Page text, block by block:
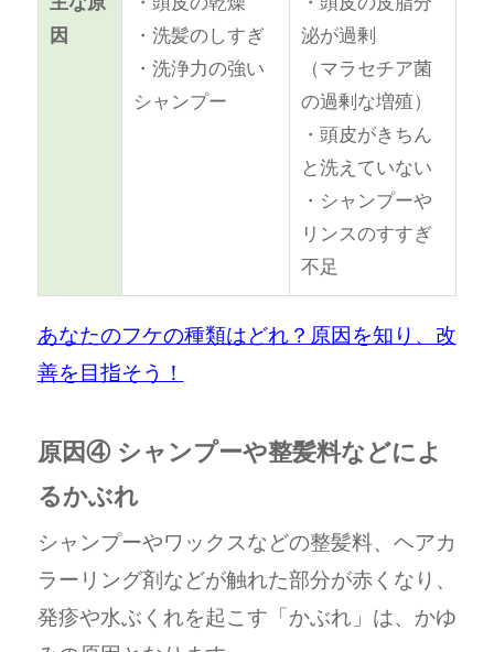
因
・洗髪のしすぎ
・洗浄力の強い
シャンプー
泌が過剰
（マラセチア菌
の過剰な増殖）
・頭皮がきちん
と洗えていない
・シャンプーや
リンスのすすぎ
不足
あなたのフケの種類はどれ？原因を知り、改
善を目指そう！
原因④ シャンプーや整髪料などによ
るかぶれ
シャンプーやワックスなどの整髪料、ヘアカ
ラーリング剤などが触れた部分が赤くなり、
発疹や水ぶくれを起こす「かぶれ」は、かゆ